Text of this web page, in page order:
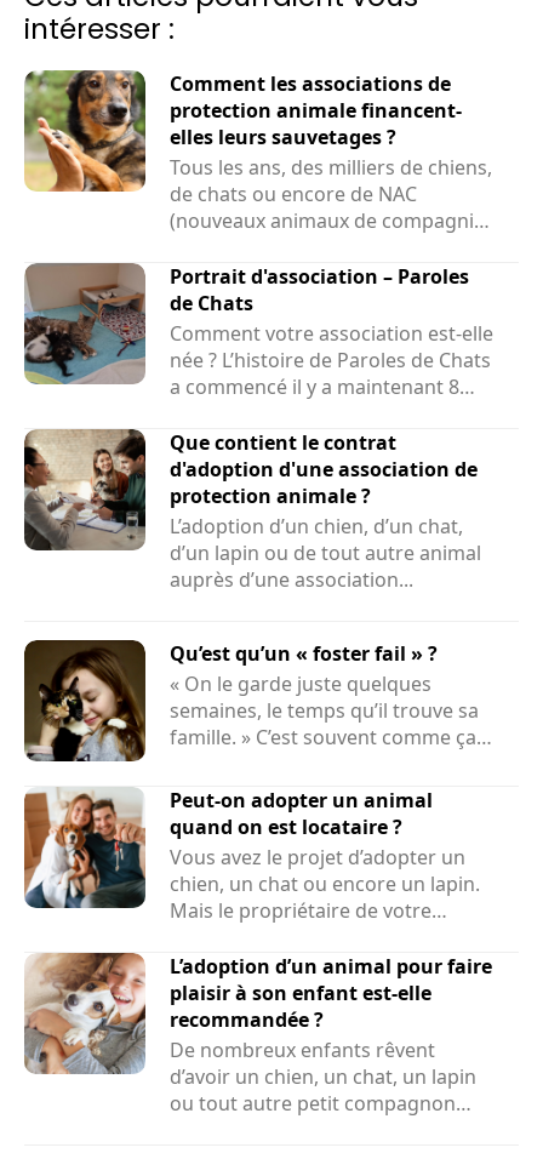
intéresser :
Comment les associations de
protection animale financent-
elles leurs sauvetages ?
Tous les ans, des milliers de chiens,
de chats ou encore de NAC
(nouveaux animaux de compagnie)
Portrait d'association – Paroles
de Chats
Comment votre association est-elle
née ? L’histoire de Paroles de Chats
a commencé il y a maintenant 8
Que contient le contrat
d'adoption d'une association de
protection animale ?
L’adoption d’un chien, d’un chat,
d’un lapin ou de tout autre animal
auprès d’une association...
Qu’est qu’un « foster fail » ?
« On le garde juste quelques
semaines, le temps qu’il trouve sa
famille. » C’est souvent comme ça
Peut-on adopter un animal
quand on est locataire ?
Vous avez le projet d’adopter un
chien, un chat ou encore un lapin.
Mais le propriétaire de votre
L’adoption d’un animal pour faire
plaisir à son enfant est-elle
recommandée ?
De nombreux enfants rêvent
d’avoir un chien, un chat, un lapin
ou tout autre petit compagnon